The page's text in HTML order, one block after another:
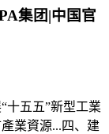
集团|中国官
五五”新型工業
業資源...四、建